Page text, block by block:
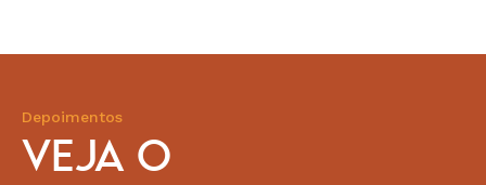
Depoimentos
VEJA O